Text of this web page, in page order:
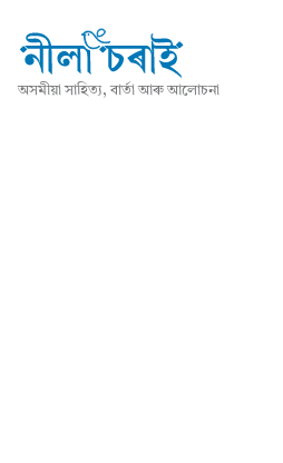
অসমীয়া সাহিত্য, বাৰ্তা আৰু আলোচনা